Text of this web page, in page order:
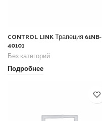
CONTROL LINK Трапеция 61NB-
40101
Без категорий
Подробнее